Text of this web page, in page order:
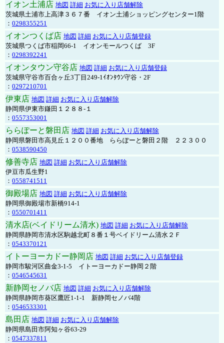
イオン土浦店 地図 詳細 お気に入り店舗解除
茨城県土浦市上高津３６７番 イオン土浦ショッピングセンター1階
： 0298355251
イオンつくば店 地図 詳細 お気に入り店舗登録
茨城県つくば市稲岡66-1 イオンモールつくば 3F
： 0298392241
イオンタウン守谷店 地図 詳細 お気に入り店舗登録
茨城県守谷市百合ヶ丘3丁目249-1ｲｵﾝﾀｳﾝ守谷・2F
： 0297210701
伊東店 地図 詳細 お気に入り店舗解除
静岡県伊東市鎌田１２８８-１
： 0557353001
ららぽーと磐田店 地図 詳細 お気に入り店舗解除
静岡県磐田市高見丘１２００番地 ららぽーと磐田２階 ２２３００
： 0538590450
修善寺店 地図 詳細 お気に入り店舗解除
伊豆市瓜生野1
： 0558741511
御殿場店 地図 詳細 お気に入り店舗解除
静岡県御殿場市新橋914-1
： 0550701411
清水店(ベイドリーム清水) 地図 詳細 お気に入り店舗解除
静岡県静岡市清水区駒越北町８番１号ベイドリーム清水２Ｆ
： 0543370121
イトーヨーカドー静岡店 地図 詳細 お気に入り店舗登録
静岡市駿河区曲金3-1-5 イトーヨーカドー静岡２階
： 0546545631
新静岡セノバ店 地図 詳細 お気に入り店舗解除
静岡県静岡市葵区鷹匠1-1-1 新静岡セノバ4階
： 0546533301
島田店 地図 詳細 お気に入り店舗解除
静岡県島田市阿知ヶ谷63-29
： 0547337811